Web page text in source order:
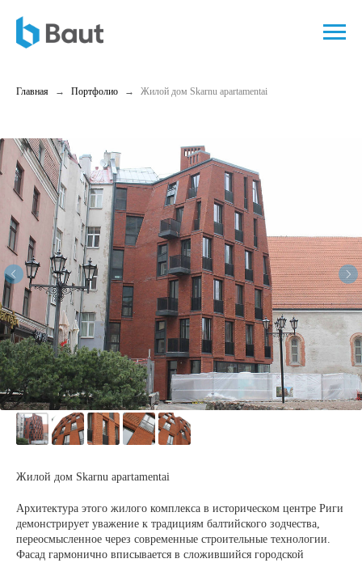
Главная Портфолио Жилой дом Skarnu apartamentai
Жилой дом Skarnu apartamentai
Архитектура этого жилого комплекса в историческом центре Риги
демонстрирует уважение к традициям балтийского зодчества,
переосмысленное через современные строительные технологии.
Фасад гармонично вписывается в сложившийся городской